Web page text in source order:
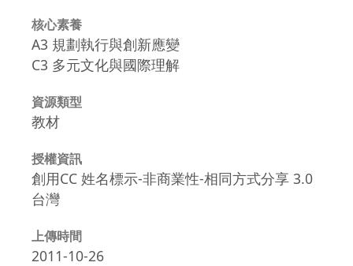
核心素養
A3 規劃執行與創新應變
C3 多元文化與國際理解
資源類型
教材
授權資訊
創用CC 姓名標示-非商業性-相同方式分享 3.0
台灣
上傳時間
2011-10-26